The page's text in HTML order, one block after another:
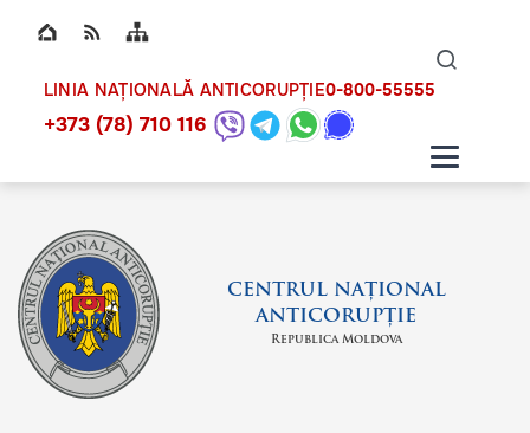
Top bar navigation
LINIA NAȚIONALĂ ANTICORUPȚIE0-800-55555
+373 (78) 710 116
CENTRUL NAȚIONAL
ANTICORUPȚIE
Republica Moldova